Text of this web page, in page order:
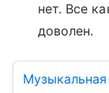
нет. Все
доволен.